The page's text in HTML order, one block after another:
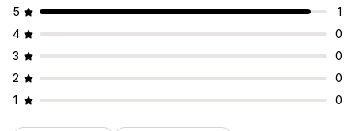
5
1
4
0
3
0
2
0
1
0